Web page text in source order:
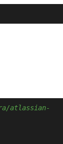
atlassian-